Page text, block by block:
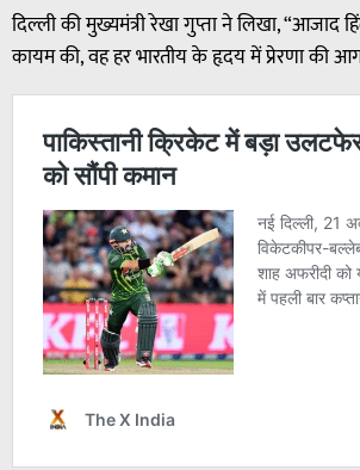
दिल्ली की मुख्यमंत्री रेखा गुप्ता ने लिखा,
कायम की, वह हर भारतीय के हृदय में प्रेरणा की